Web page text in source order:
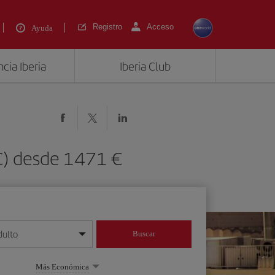
Ayuda Registro Acceso
Iberia Iberia Club
desde 1471 €
mes/año
Buscar
Más Económica